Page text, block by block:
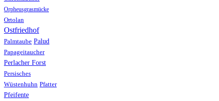
Orpheusgrasmücke
Ortolan
Ostfriedhof
Palmtaube Palud
Papageitaucher
Perlacher Forst
Persisches
Wüstenhuhn Pfatter
Pfeifente